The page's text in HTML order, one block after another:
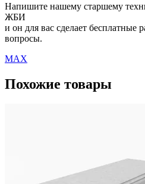
Напишите нашему старшему
ЖБИ
и он для вас сделает бесплатные
вопросы.
MAX
Похожие товары